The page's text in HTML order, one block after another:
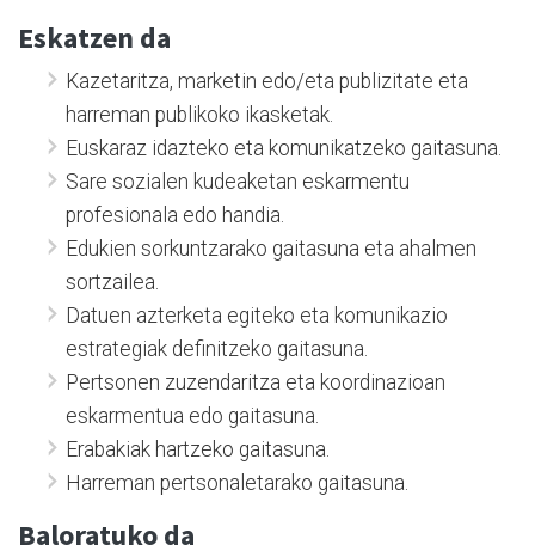
Eskatzen da
Kazetaritza, marketin edo/eta publizitate eta
harreman publikoko ikasketak.
Euskaraz idazteko eta komunikatzeko gaitasuna.
Sare sozialen kudeaketan eskarmentu
profesionala edo handia.
Edukien sorkuntzarako gaitasuna eta ahalmen
sortzailea.
Datuen azterketa egiteko eta komunikazio
estrategiak definitzeko gaitasuna.
Pertsonen zuzendaritza eta koordinazioan
eskarmentua edo gaitasuna.
Erabakiak hartzeko gaitasuna.
Harreman pertsonaletarako gaitasuna.
Baloratuko da